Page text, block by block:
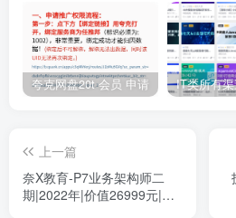
| ├──课时145 GAN实战-6.mp4
| ├──课时146 WGAN实战-1.mp4
| └──课时147 WGAN实战-2.mp4
├──14.【选看】人工智能发展简史
| ├──课时148 生物神经元结构.mp4
| ├──课时149 感知机的提出.mp4
| ├──课时152 人工智能低谷.mp4
| ├──课时153 深度学习的诞生.mp4
| └──课时154 深度学习的爆发.mp4
├──15.【选看】Numpy实战BP神经网络
夸克网盘20t 会员 申请
上一篇
奈X教育-P7业务架构师二
期|2022年|价值26999元|重